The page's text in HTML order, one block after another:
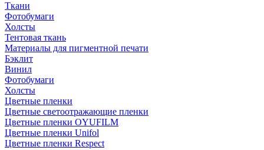
Ткани
Фотобумаги
Холсты
Тентовая ткань
Материалы для пигментной печати
Бэклит
Винил
Фотобумаги
Холсты
Цветные пленки
Цветные светоотражающие пленки
Цветные пленки OYUFILM
Цветные пленки Unifol
Цветные пленки Respect